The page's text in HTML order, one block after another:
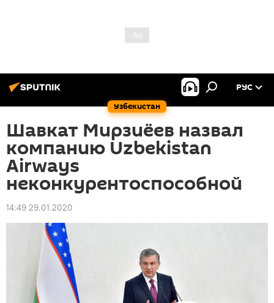
Узбекистан
РУС
Шавкат Мирзиёев назвал
компанию Uzbekistan
Airways
неконкурентоспособной
14:49 29.01.2020